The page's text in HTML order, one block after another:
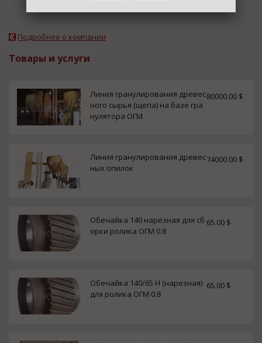
Подробнее о компании
Товары и услуги
Линия гранулирования древес
ного сырья (щепа) на базе гра
нулятора ОГМ
80000.00 $
Линия гранулирования древес
ных опилок
74000.00 $
Обечайка 140 нарезная для сб
орки ролика ОГМ 0.8
65.00 $
Обечайка 140/65 Н (нарезная)
для ролика ОГМ 0.8
65.00 $